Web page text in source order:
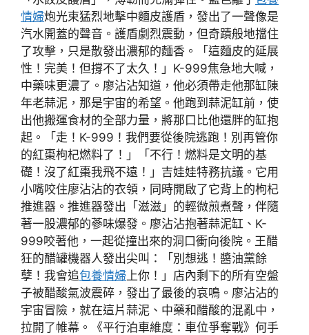
情婦炮光束猛烈地擊中麵皮護盾，發出了一聲像是
汽水開蓋的聲音。護盾劇烈震動，但奇蹟般地擋住
了攻擊，只是散發出濃郁的麵香。「這麵皮的延展
性！完美！但撐不了太久！」K-999焦急地大喊，
中藥味更濃了。廖沾沾知道，他必須帶走他那缸陳
年老蒜泥，那是宇宙的希望。他跑到蒜泥缸前，使
出他搬運食材的全部力量，將那口比他還胖的缸抱
起。「走！K-999！我們要從後院逃跑！別再管你
的紅棗枸杞燃料了！」「不行！燃料是文明的基
礎！沒了紅棗我飛不遠！」吉娃娃特務抗議。它用
小嘴咬住廖沾沾的衣領，同時開啟了它背上的枸杞
推進器。推進器發出「滋滋」的輕微煎煮聲，伴隨
著一股濃郁的蔘味爆發。廖沾沾抱著蒜泥缸、K-
999咬著他，一起從撞出來的洞口衝向後院。王醋
狂的醋罐機器人發出尖叫：「別想逃！醬油黨餘
孽！我會追包養情婦 上你！」店內剩下的所有空盤
子被醋酸氣波震碎，發出了最後的哀鳴。廖沾沾的
宇宙冒險，就在這片蒜泥、中藥和醋酸的混亂中，
拉開了帷幕。《平行泊車維度：車位爭奪戰》何手